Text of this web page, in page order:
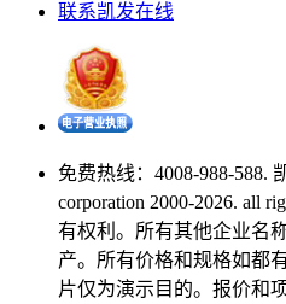
联系凯发在线
免费热线：4008-988-588.
corporation 2000-2026. all
有权利。所有其他企业名
产。所有价格和规格如都
片仅为演示目的。报价和